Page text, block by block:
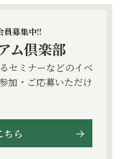
員募集中!!
ム倶楽部
セミナーなどのイベ
加・ご応募いただけ
ちら